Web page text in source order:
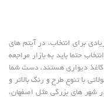
برای انتخاب، در آیتم های
حتما باید به بازار مراجعه
کاغذ دیواری هستند، دست شما
با تنوع طرح و رنگ بالاتر و
شهر های بزرگی مثل اصفهان،